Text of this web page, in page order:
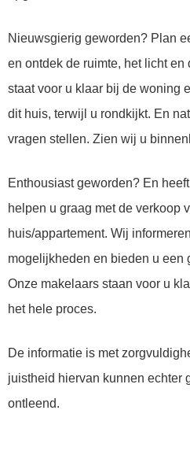
Nieuwsgierig geworden? Plan
en ontdek de ruimte, het licht
staat voor u klaar bij de woning
dit huis, terwijl u rondkijkt. En
vragen stellen. Zien wij u
Enthousiast geworden? En
helpen u graag met de verkoop
huis/appartement. Wij
mogelijkheden en bieden u een
Onze makelaars staan voor u
het hele proces.
De informatie is met
juistheid hiervan kunnen echter
ontleend.